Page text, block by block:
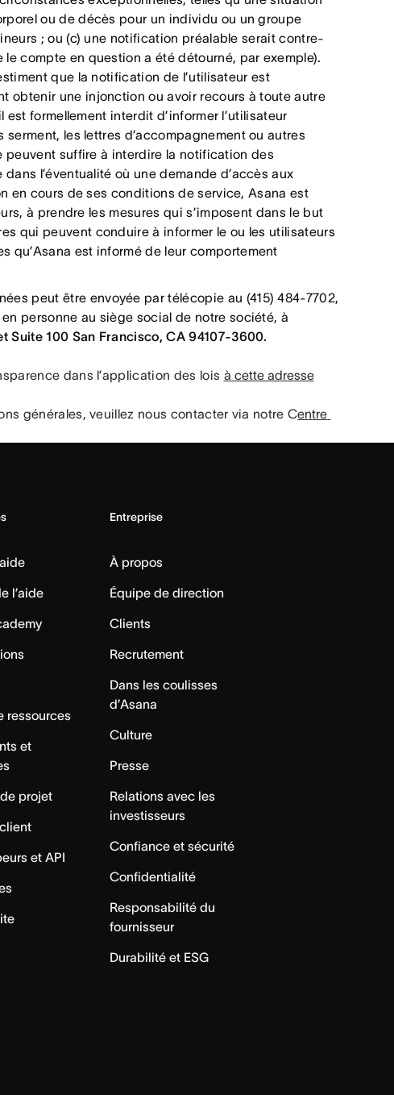
ou de décès pour un individu ou un groupe
; ou (c) une notification préalable serait contre-
compte en question a été détourné, par exemple).
que la notification de l’utilisateur est
obtenir une injonction ou avoir recours à toute autre
formellement interdit d’informer l’utilisateur
les lettres d’accompagnement ou autres
suffire à interdire la notification des
l’éventualité où une demande d’accès aux
en cours de ses conditions de service, Asana est
à prendre les mesures qui s’imposent dans le but
qui peuvent conduire à informer le ou les utilisateurs
qu’Asana est informé de leur comportement
peut être envoyée par télécopie au (415) 484-7702,
personne au siège social de notre société, à
Suite 100 San Francisco, CA 94107-3600.
dans l’application des lois à cette adresse
générales, veuillez nous contacter via notre Centre
l’aide
ressources
et
projet
et API
Entreprise
À propos
Équipe de direction
Clients
Recrutement
Dans les coulisses
d’Asana
Culture
Presse
Relations avec les
investisseurs
Confiance et sécurité
Confidentialité
Responsabilité du
fournisseur
Durabilité et ESG